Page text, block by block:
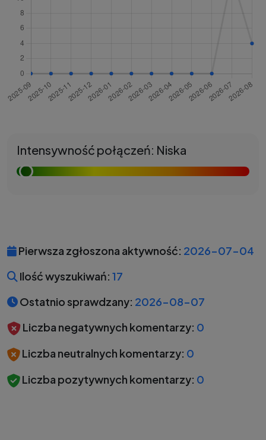
Intensywność połączeń: Niska
Pierwsza zgłoszona aktywność: 2026-07-04
Ilość wyszukiwań: 17
Ostatnio sprawdzany: 2026-08-07
Liczba negatywnych komentarzy: 0
Liczba neutralnych komentarzy: 0
Liczba pozytywnych komentarzy: 0